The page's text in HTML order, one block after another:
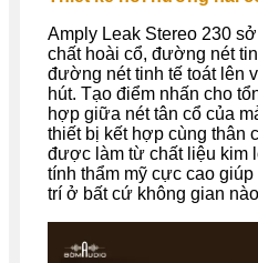
Amply Leak Stereo 230
chất hoài cổ, đường nét
đường nét tinh tế toát lên
hút. Tạo điểm nhấn cho
hợp giữa nét tân cổ của
thiết bị kết hợp cùng thân
được làm từ chất liệu kim
tính thẩm mỹ cực cao
trí ở bất cứ không gian